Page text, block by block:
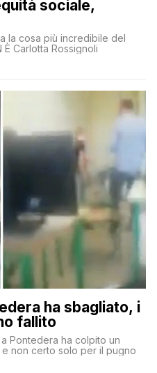
sociale,
la cosa più incredibile del
Carlotta Rossignoli
ha sbagliato, i
fallito
Pontedera ha colpito un
non certo solo per il pugno